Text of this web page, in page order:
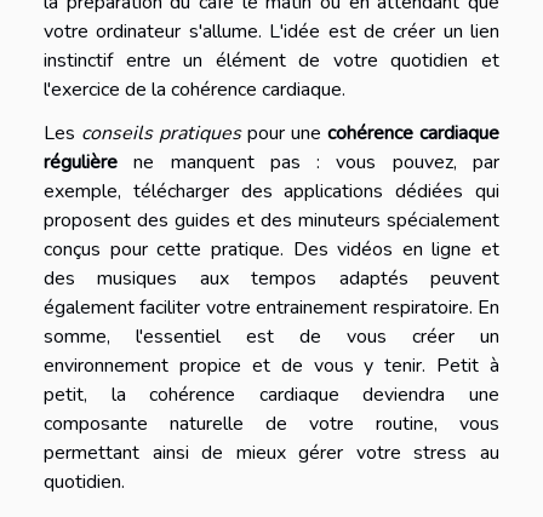
votre ordinateur s'allume. L'idée est de créer un lien
instinctif entre un élément de votre quotidien et
l'exercice de la cohérence cardiaque.
Les conseils pratiquespour une cohérence cardiaque
régulière ne manquent pas : vous pouvez, par
exemple, télécharger des applications dédiées qui
proposent des guides et des minuteurs spécialement
conçus pour cette pratique. Des vidéos en ligne et
des musiques aux tempos adaptés peuvent
également faciliter votre entrainement respiratoire. En
somme, l'essentiel est de vous créer un
environnement propice et de vous y tenir. Petit à
petit, la cohérence cardiaque deviendra une
composante naturelle de votre routine, vous
permettant ainsi de mieux gérer votre stress au
quotidien.